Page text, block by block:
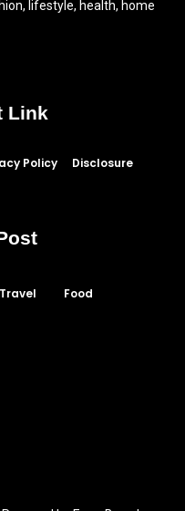
lifestyle, health, home
Link
Policy Disclosure
Travel Food